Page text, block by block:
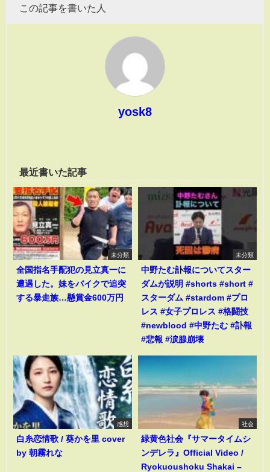
この記事を書いた人
yosk8
最近書いた記事
未分類
全国指名手配犯の見立真一に
遭遇した。妹をバイクで追突
する暴走族…懸賞金600万円
未分類
中野たむ訃報についてスター
ダムが説明 #shorts #short #
スターダム #stardom #プロ
レス #女子プロレス #格闘技
#newblood #中野たむ #訃報
#悲報 #涙腺崩壊
感想
白糸恋情歌 / 葵かを里 cover
by 朝霧れな
社会
緑黄色社会『サマータイムシ
ンデレラ』Official Video /
Ryokuoushoku Shakai –